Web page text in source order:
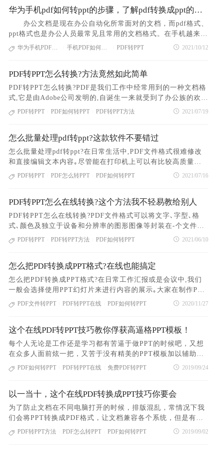
作后不要忘了一个重要的操作，那就是保存PDF文件，点击“文
件-保存”。 以上就是关于PDF如何转ppt的相关内容，选对
工具能够为我们节省很多时间，提高我们的工作效率等。在众
多的工具中，建议大家选择福昕pdf365。
PDF转PPT。第四步：点击“下载”即可得到在线PDF转PPT之
DF文件，文件的种类也繁多，如果我们要综合文件内容，就需
要把不同的文件转换成相同的文件，今天给大家介绍一个新的
软件福昕PDF365，可以把不同的文件进行转换，以上就是关
5转换器，小编从一开始上班就一直在使用，非常好用，如果
你有这个问题，不妨来听小编下面分析分析。PDF如何转ppt
PDF如何转ppt的方法 1、首先需要我们浏览器中搜索“福
下载完成后需要我们打开软件，找到“PDF转PPT”功能，把需
换。 3、添加好需要转换的文件后，在软件右侧设置转换
DF格式的文件变成PPT了，之后你就可以任意编辑了。 pd
f和ppt的区别 1.PDF的兼容性会比PPT要好，目前大多数浏
览器都支持直接打开PDF文件阅览，而PPT需要Microsfot Pow
在其它的设备上打开基本都能保持一样的效果，而PPT却有可
能因为Microsfot PowerPoint软件版本的问题或者系统字体缺
失而造成排版错乱、字体无法识别等问题，所以在打印前都习
惯将文档转换成PDF格式 3.相对来说PPT的文件会比较
大，而PDF文件会更小一些，所以PDF更易于分享和传播。
用。PDF如何转ppt ppt有什么优势 1.为便于演示，PPT
每页的内容往往都是经过删减后的重点，浓缩的精华。加上图
片、图表甚至音乐、视频辅助，阅读起来更轻松，满足了信息
时代人们对于阅读内容的要求。 2.在 PPT 中，可加入图
片、音乐、 视频让内容更丰富多彩，也可用设计得漂亮的版式
球……PPT不是画册，不是视频，不是动画，却融合了这些媒
介的表现力，应用在更广泛的行业领。 总结以上三点，我
们一定对PDF如何转ppt有了进一步的了解和认识，如果大家想
要更好的提高工作效率，快去下载福昕PDF365吧，一定可以
帮到大家的，如果大家感觉小编的文件写的不错的话，可以给
亮的。PDF转PPT技能大家学会了，是否可以通过这个举一反
三，学会PPT转PDF的操作呢？
华为手机pdf如何转ppt的步骤，了解pdf转换成ppt的方法有哪些
办公文档是现在办公自动化所常面对的文档，而pdf格式、
ppt格式也是办公人员最常见且常用的文档格式。在手机越来越
智能化发展的今天，人们对办公文档的操作已经不再仅依靠电
脑，借助智能手机也能完成文档的整理编辑，甚至文档之间的
上，华为手机怎么操作？今天就让福昕PDF365为大家介绍华
为手机pdf如何转ppt的步骤。 华为手机pdf如何转ppt的步
骤 1、在华为手机的应用市场搜索“PDF转换器”然后找到对
在“PDF转换”的页面点击“PDF转换PPT”选项。 3、在添加
4、这时会出现一个确定转换的页面，在此校对一下转换的
文档的页面。在此点击查看文档就可以查看和转换后的文件
了。华为手机pdf如何转ppt pdf转换成ppt的方法 pdf转
换成ppt的方法很多，可以在手机上操作，也可以在电脑上操
法：使用pdf转换器 首先需要在电脑端下载pdf转换器（网
上的pdf转换器很多，这里小编推荐福昕PDF365），然后打开
pdf转换器，在主界面中选择【PDF转文件】功能，点击进入转
换页面。 在转换页面，我们可以选择直接点击【添加文
件】按键来添加文件，或者直接把要转换的文件拖进文件转换
2、第二个方法：使用在线pdf转换器 不需要下载相应
的pdf转换器在电脑上，只需要网络打开相应的网站即可。在线
pdf转换器页面中选择【导出PDF】功能，点击进入导出页面。
在导出PDF页面，我们先要点击【选择文件】按键，把要转换
的文件添加进去，再选择需要导出的文件类型，最后点击【导
1、第一种方法是PDF转换器转换方法 如果您需要高效和高
质量的转换文件格式，则必须使用专业的PDF转换器。可以尝
试使用福昕PDF365，感觉还不错。然后我们要将PPT文件转换
为PDF，打开pdf转换器，然后在软件中单击“文件转PDF”功
能。 在此“文件转PDF”界面中，选择上方的“PPT转PD
件。添加文件后，我们设置输出类型和输出目录。设置完成
后，单击“开始转换”，现在您只需要等待PPT文件的转换。
2、第二种方法是在线转换方法 PDF在线转换也是将PPT
转换为PDF的简单方法之一。然后，使用PDF在线工具将PPT
转换为PDF文件。在PDF在线工具页面上，单击以选中所需
华为手机PDF如何转PPT 手机PDF如何转PPT PDF转PPT 2021/10/12
PDF转PPT怎么转换?方法竟然如此简单
PDF转PPT怎么转换?PDF是我们工作中经常用到的一种文档格
式,它是由Adobe公司发明的,自诞生一来就受到了办公族的欢
迎｡PDF具有不容易更改格式的优势,但是这一点有时也是很麻
烦的,比如一些我们希望转换为可编辑的PPT格式的PDF文档,该
内容比较复杂,简单的复制粘贴就无法实现转换｡一定要借助专
业的PDF转换工具才行,下面小编为大家介绍福昕PDF365客户
端是怎么实现PDF转PPT的吧｡工具:福昕PDF365客户端1､打开
F365客户端,然后将下载好的软件安装后打开｡2､打开软件后可
然后把需要转换的PDF文档选中后上传｡3､当PDF文件被上传到
稍等几秒即可完成文件转换｡PDF转PPT怎么转换?以上就是使
用福昕PDF365客户端将PDF转换成PPT格式的方法教程了,大
家还可以使用这款软件进行PDF合并､PDF转Word､
PDF转PPT PDF如何转PPT PDF转PPT方法 2021/07/19
怎么批量处理pdf转ppt?这款软件不要错过
怎么批量处理pdf转ppt?在日常生活中,PDF文件格式很难修改
和直接编辑文本内容｡尽管能在打印机上可以有比较高质量的
打印效果,但在我们的日常工作报告中,PDF就不是那么方便了,
所以我们经常用ppt幻灯片做各种工作报告,但网上的百度文库､
各种工作报告｡但pdf文件不能直接引用和复制粘贴,因此我们有
必要将pdf转换为ppt格式｡要将pdf转换为ppt文件,首先要确定p
df文件的源文件｡如果确定源文件是可以进行转换的,那么按照
DF365客户端福昕PDF365客户端是一款专业的PDF转换器,拥
大多数用户的PDF处理需求｡1､首先我们还是先下载软件,大家
下载】,然后下载并安装福昕PDF365客户端｡2､安装成功后点击
打开软件,然后点击软件初始页面上的【PDF转PPT】功能,找到
需要转换的PDF文件,按住ctr
PDF转PPT PDF怎么转PPT PDF如何转PPT 2021/07/16
PDF转PPT怎么在线转换?这个方法我不轻易教给别人
PDF转PPT怎么在线转换?PDF文件格式可以将文字､字型､格
式､颜色及独立于设备和分辨率的图形图像等封装在-个文件中｡
文件还可以包含超文本链接､声諳和动态影像等电子信息,支持
特长文件,集成度和安全可靠性都较高｡PDF的这些功能导致PD
如在我们学习和工作中常见的PDF转PPT该怎么转换呢?别着
急,今天小编和大家介绍一个PDF转PPT在线转换的方法｡工具:
PDF在线转换网站—PDF3651､步骤一,打开浏览器搜索PDF365
2､步骤二,点击【选择文件】,在弹出的窗口中,选中您需要转换
换】,即可开始对相关PDF文件转换为PPT｡4､步骤四,静待数秒,
您指定的位置｡PDF转PPT怎么在线转换?这个方法是不是非常
简单,把这几个步骤看完你也能一键在线转换啦!今天小编使用
的这个PDF365网站对PDF文件的处理非常方便,除了文中提到
PDF转PPT PDF转PPT方法 PDF如何转PPT 2021/06/10
怎么把PDF转换成PPT格式?在线也能搞定
怎么把PDF转换成PPT格式?在日常工作汇报或是会议中,我们
一般会选择使用PPT幻灯片来进行内容的展示｡大家在制作PPT
的时候肯定也经常去网上寻找素材,可是从网上下载下来的都是
PDF格式｡因为PDF不能直接编辑,所以想要直接引用文件中的
回PPT格式,具体是怎么操作的呢?下面小编就分享一个PDF在
线转换的方法｡1､在电脑中打开常用的浏览器,搜索PDF365官方
网站,进入首页后点击【PDF转PPT】磁贴｡2､跳转页页面后点
页,在弹窗页找到需要转换的PDF文档,选中后点击【打开】进
刻,待文件转换完成后点击【下载】,将转换好的文件保存到电
快捷操作方法啦,此方法还可进行多文件上传,进行批量转换哦｡
了解更多PDF转换技巧,请持续关注PDF365官方网站｡
PDF文件转PPT PDF转PPT在线 PDF如何转PPT 2020/11/27
这个在线PDF转PPT技巧教你俘获高逼格PPT模板！
每个人无论是工作还是学习都有苦逼于做PPT的时候吧，又想
在众多人面前炫一把，又苦于没有精美的PPT模板加以辅助。
如果说PPT的文字是灵魂，图片是肌肉，那么模板肯定就是皮
囊！如果没有一个高逼格的模板，尽管你的文字再整齐，图片
些让人眼前一亮的PPT模板望眼一看几乎全是PDF格式的！ 为
此，小编觉得很有必要给大家分享一个在线PDF转PPT的方
法，不要说你不需要，学习这个方法花不了你一分钟的时间，
线转换平台——PDF365 第二步：点击“PDF转PPT”图标，进
PDF如何转PPT PDF转PPT在线 免费PDF转PPT 2019/09/24
以一当十，这个在线PDF转换成PPT技巧你要会
为了防止文档在不同电脑打开的时候，排版混乱，常情况下我
们会将PPT转换成PDF格式，让文档兼容各个系统，但是有的
时候，我们想拿它人的作品进行稍加修改，变成自己的作品咋
整？这个时候，我们需要将PDF转换成PPT，进行内容修改加
PDF转PPT方法 PDF怎么转PPT PDF如何转PPT 2019/09/02